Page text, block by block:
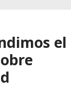
el